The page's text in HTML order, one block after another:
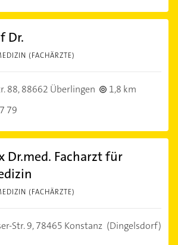
Dr.
(FACHÄRZTE)
88,88662 Überlingen
1,8 km
79
Dr.med. Facharzt für
(FACHÄRZTE)
Str. 9,78465 Konstanz (Dingelsdorf)